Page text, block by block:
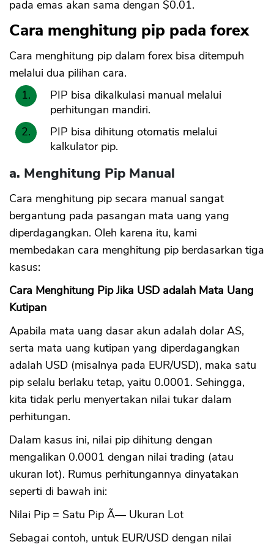
pada emas akan sama dengan $0.01.
Cara menghitung pip pada forex
Cara menghitung pip dalam forex bisa ditempuh
melalui dua pilihan cara.
PIP bisa dikalkulasi manual melalui
perhitungan mandiri.
PIP bisa dihitung otomatis melalui
kalkulator pip.
a. Menghitung Pip Manual
Cara menghitung pip secara manual sangat
bergantung pada pasangan mata uang yang
diperdagangkan. Oleh karena itu, kami
membedakan cara menghitung pip berdasarkan tiga
kasus:
Cara Menghitung Pip Jika USD adalah Mata Uang
Kutipan
Apabila mata uang dasar akun adalah dolar AS,
serta mata uang kutipan yang diperdagangkan
adalah USD (misalnya pada EUR/USD), maka satu
pip selalu berlaku tetap, yaitu 0.0001. Sehingga,
kita tidak perlu menyertakan nilai tukar dalam
perhitungan.
Dalam kasus ini, nilai pip dihitung dengan
mengalikan 0.0001 dengan nilai trading (atau
ukuran lot). Rumus perhitungannya dinyatakan
seperti di bawah ini:
Nilai Pip = Satu Pip Ã— Ukuran Lot
Sebagai contoh, untuk EUR/USD dengan nilai
OK
CANCEL